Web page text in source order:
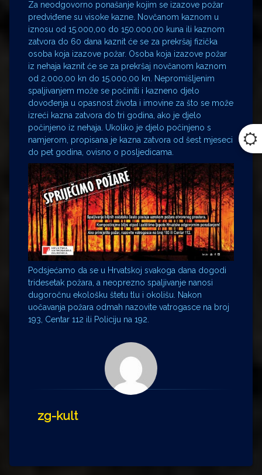
Za neodgovorno ponašanje kojim se izazove požar
predviđene su visoke kazne. Novčanom kaznom u
iznosu od 15.000,00 do 150.000,00 kuna ili kaznom
zatvora do 60 dana kaznit će se za prekršaj fizička
osoba koja izazove požar. Osoba koja izazove požar
iz nehaja kaznit će se za prekršaj novčanom kaznom
od 2.000,00 kn do 15.000,00 kn. Nepromišljenim
spaljivanjem može se počiniti i kazneno djelo
dovođenja u opasnost života i imovine za što se može
izreći kazna zatvora do tri godina, ako je djelo
počinjeno iz nehaja. Ukoliko je djelo počinjeno s
namjerom, propisana je kazna zatvora od šest mjeseci
do pet godina, ovisno o posljedicama.
Podsjećamo da se u Hrvatskoj svakoga dana dogodi
tridesetak požara, a neoprezno spaljivanje nanosi
dugoročnu ekološku štetu tlu i okolišu. Nakon
uočavanja požara odmah nazovite vatrogasce na broj
193, Centar 112 ili Policiju na 192.
zg-kult